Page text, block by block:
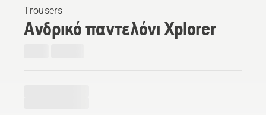
Trousers
Ανδρικό παντελόνι Xplorer